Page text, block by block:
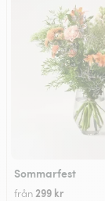
Sommarfest
från 299 kr